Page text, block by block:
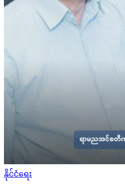
Posted
in
နိုင်ငံရေး